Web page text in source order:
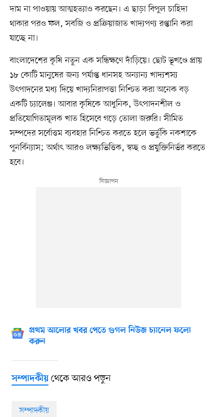
দাম না পাওয়ায় আত্মহত্যাও করছেন। এ ছাড়া বিপুল চাহিদা
থাকার পরও ফল, সবজি ও প্রক্রিয়াজাত খাদ্যপণ্য রপ্তানি করা
যাচ্ছে না।
বাংলাদেশের কৃষি নতুন এক সন্ধিক্ষণে দাঁড়িয়ে। ছোট ভূখণ্ডে প্রায়
১৮ কোটি মানুষের জন্য পর্যাপ্ত ধানসহ অন্যান্য খাদ্যশস্য
উৎপাদনের মধ্য দিয়ে খাদ্যনিরাপত্তা নিশ্চিত করা অনেক বড়
একটি চ্যালেঞ্জ। আবার কৃষিকে আধুনিক, উৎপাদনশীল ও
প্রতিযোগিতামূলক খাত হিসেবে গড়ে তোলা জরুরি। সীমিত
সম্পদের সর্বোত্তম ব্যবহার নিশ্চিত করতে হলে ভর্তুকি নকশাকে
পুনর্বিন্যাস; অর্থাৎ আরও লক্ষ্যভিত্তিক, স্বচ্ছ ও প্রযুক্তিনির্ভর করতে
হবে।
প্রথম আলোর খবর পেতে গুগল নিউজ চ্যানেল ফলো
করুন
সম্পাদকীয়থেকে আরও পড়ুন
সম্পাদকীয়